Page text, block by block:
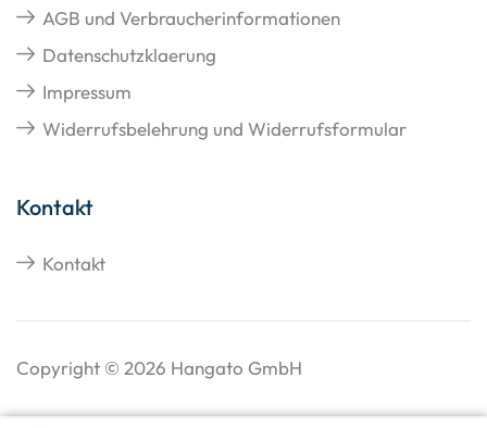
AGB und Verbraucherinformationen
Datenschutzklaerung
Impressum
Widerrufsbelehrung und Widerrufsformular
Kontakt
Kontakt
Copyright © 2026 Hangato GmbH